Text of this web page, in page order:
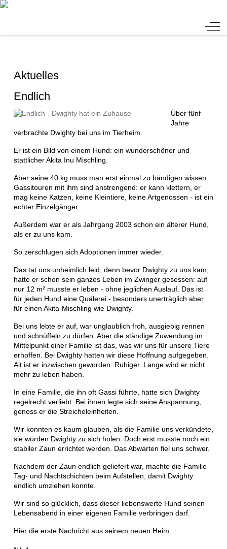
Off-
Aktuelles
Endlich
Über fünf
Jahre
verbrachte Dwighty bei uns im Tierheim.
Er ist ein Bild von einem Hund: ein wunderschöner und
stattlicher Akita Inu Mischling.
Aber seine 40 kg muss man erst einmal zu bändigen wissen.
Gassitouren mit ihm sind anstrengend: er kann klettern, er
mag keine Katzen, keine Kleintiere, keine Artgenossen - ist ein
echter Einzelgänger.
Außerdem war er als Jahrgang 2003 schon ein älterer Hund,
als er zu uns kam.
So zerschlugen sich Adoptionen immer wieder.
Das tat uns unheimlich leid, denn bevor Dwighty zu uns kam,
hatte er schon sein ganzes Leben im Zwinger gesessen: auf
nur 12 m² musste er leben - ohne jeglichen Auslauf. Das ist
für jeden Hund eine Quälerei - besonders unerträglich aber
für einen Akita-Mischling wie Dwighty.
Bei uns lebte er auf, war unglaublich froh, ausgiebig rennen
und schnüffeln zu dürfen. Aber die ständige Zuwendung im
Mittelpunkt einer Familie ist das, was wir uns für unsere Tiere
erhoffen. Bei Dwighty hatten wir diese Hoffnung aufgegeben.
Alt ist er inzwischen geworden. Ruhiger. Lange wird er nicht
mehr zu leben haben.
In eine Familie, die ihn oft Gassi führte, hatte sich Dwighty
regelrecht verliebt. Bei ihnen legte sich seine Anspannung,
genoss er die Streicheleinheiten.
Wir konnten es kaum glauben, als die Familie uns verkündete,
sie würden Dwighty zu sich holen. Doch erst musste noch ein
stabiler Zaun errichtet werden. Das Abwarten fiel uns schwer.
Nachdem der Zaun endlich geliefert war, machte die Familie
Tag- und Nachtschichten beim Aufstellen, damit Dwighty
endlich umziehen konnte.
Wir sind so glücklich, dass dieser liebenswerte Hund seinen
Lebensabend in einer eigenen Familie verbringen darf.
Hier die erste Nachricht aus seinem neuen Heim: